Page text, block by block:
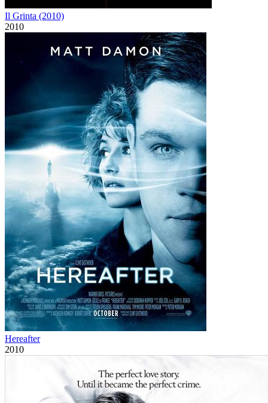
Il Grinta (2010)
2010
Hereafter
2010